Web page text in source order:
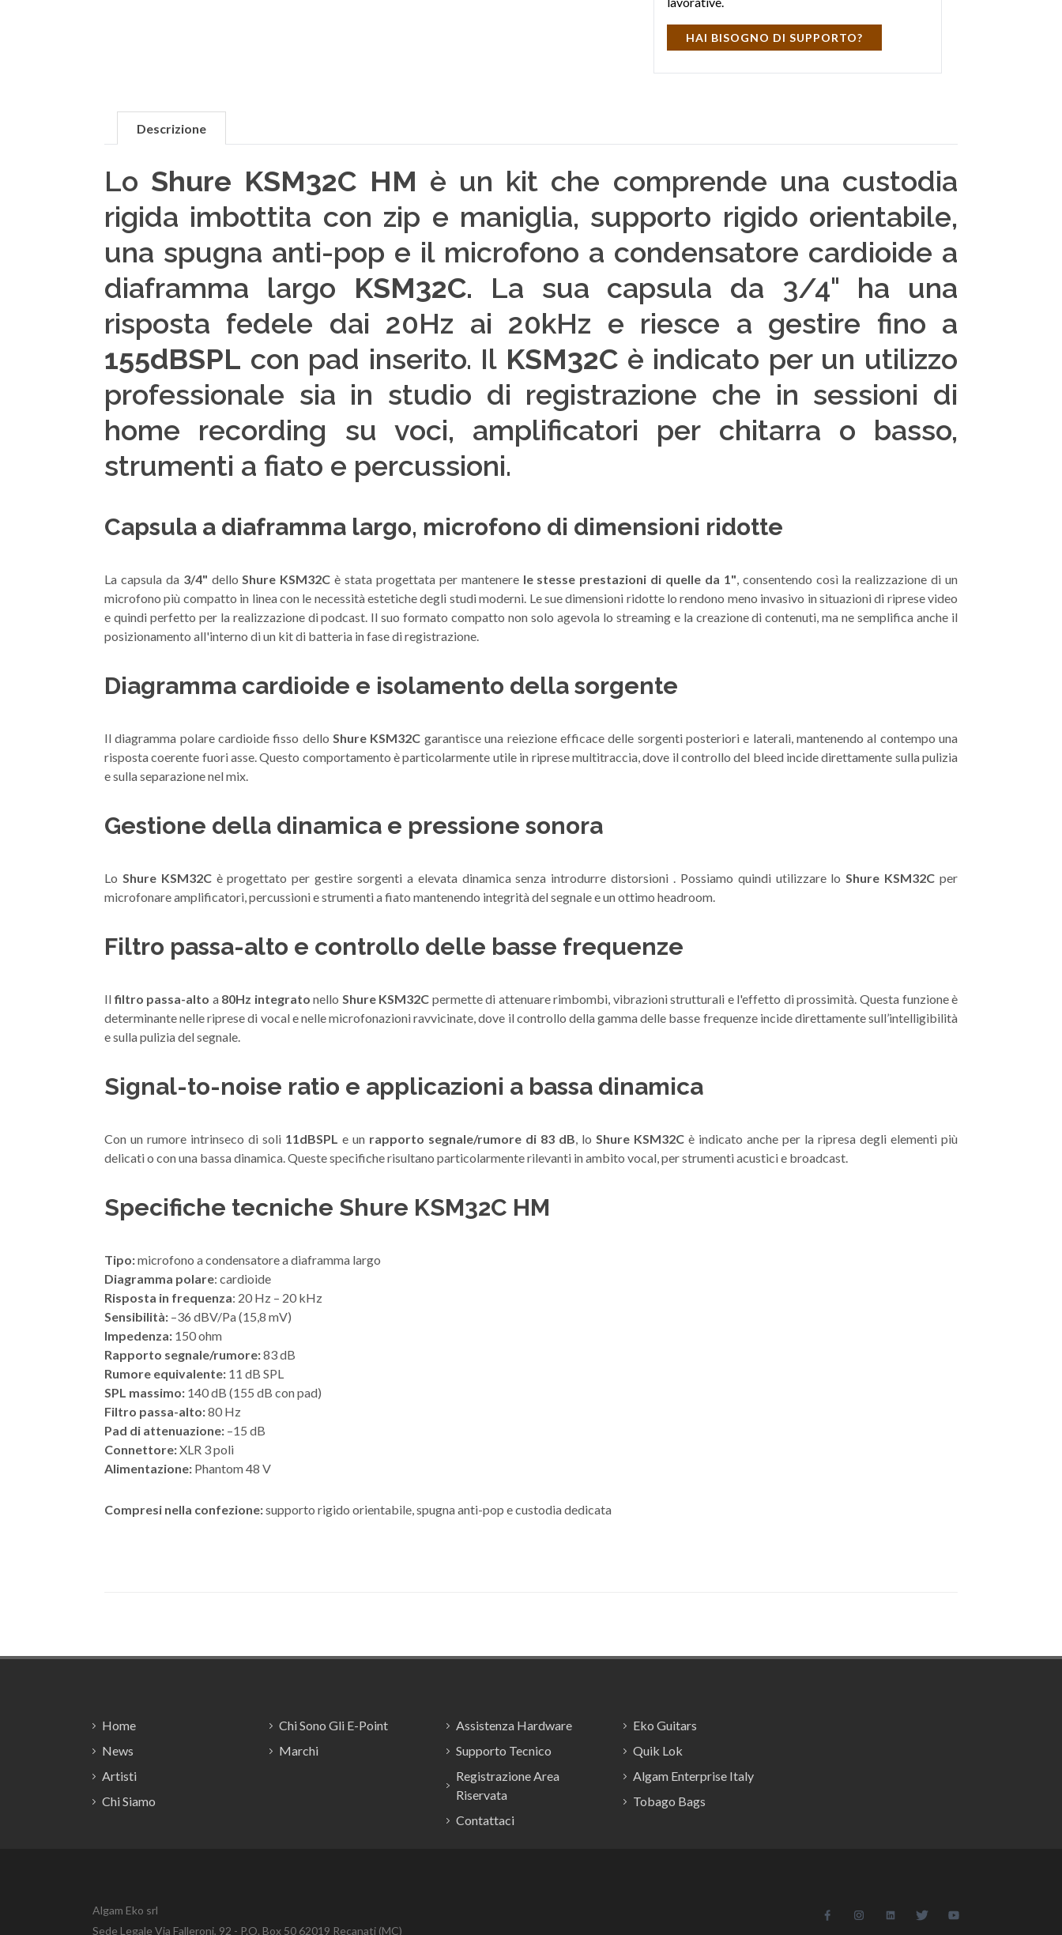
HAI BISOGNO DI SUPPORTO?
Descrizione
Lo Shure KSM32C HM è un kit che comprende una custodia
rigida imbottita con zip e maniglia, supporto rigido orientabile,
una spugna anti-pop e il microfono a condensatore cardioide a
diaframma largo KSM32C. La sua capsula da 3/4" ha una
risposta fedele dai 20Hz ai 20kHz e riesce a gestire fino a
155dBSPL con pad inserito. Il KSM32C è indicato per un utilizzo
professionale sia in studio di registrazione che in sessioni di
home recording su voci, amplificatori per chitarra o basso,
strumenti a fiato e percussioni.
Capsula a diaframma largo, microfono di dimensioni ridotte
La capsula da 3/4" delloShure KSM32C è stata progettata per mantenere le stesse prestazioni di quelle da 1", consentendo così la realizzazione di un
microfono più compatto in linea con le necessità estetiche degli studi moderni. Le sue dimensioni ridotte lo rendono meno invasivo in situazioni di riprese video
e quindi perfetto per la realizzazione di podcast. Il suo formato compatto non solo agevola lo streaming e la creazione di contenuti, ma ne semplifica anche il
posizionamento all'interno di un kit di batteria in fase di registrazione.
Diagramma cardioide e isolamento della sorgente
Il diagramma polare cardioide fisso delloShure KSM32C garantisce una reiezione efficace delle sorgenti posteriori e laterali, mantenendo al contempo una
risposta coerente fuori asse. Questo comportamento è particolarmente utile in riprese multitraccia, dove il controllo del bleed incide direttamente sulla pulizia
e sulla separazione nel mix.
Gestione della dinamica e pressione sonora
Lo Shure KSM32Cè progettato per gestire sorgenti a elevata dinamica senza introdurre distorsioni . Possiamo quindi utilizzare loShure KSM32C per
microfonare amplificatori, percussioni e strumenti a fiato mantenendo integrità del segnale e un ottimo headroom.
Filtro passa-alto e controllo delle basse frequenze
Ilfiltro passa-alto a 80Hz integratonello Shure KSM32C permette di attenuare rimbombi, vibrazioni strutturali e l'effetto di prossimità. Questa funzione è
determinante nelle riprese di vocal e nelle microfonazioni ravvicinate, dove il controllo della gamma delle basse frequenze incide direttamente sull’intelligibilità
e sulla pulizia del segnale.
Signal-to-noise ratio e applicazioni a bassa dinamica
Con un rumore intrinseco di soli 11dBSPL e un rapporto segnale/rumore di 83 dB, lo Shure KSM32C è indicato anche per la ripresa degli elementi più
delicati o con una bassa dinamica. Queste specifiche risultano particolarmente rilevanti in ambito vocal, per strumenti acustici e broadcast.
Specifiche tecniche Shure KSM32C HM
Tipo:microfono a condensatore a diaframma largo
Diagramma polare: cardioide
Risposta in frequenza: 20 Hz – 20 kHz
Sensibilità: –36 dBV/Pa (15,8 mV)
Impedenza: 150 ohm
Rapporto segnale/rumore:83 dB
Rumore equivalente: 11 dB SPL
SPL massimo: 140 dB (155 dB con pad)
Filtro passa-alto:80 Hz
Pad di attenuazione: –15 dB
Connettore:XLR 3 poli
Alimentazione: Phantom 48 V
Compresi nella confezione:supporto rigido orientabile, spugna anti-pop e custodia dedicata
Home
News
Artisti
Chi Siamo
Chi Sono Gli E-Point
Marchi
Assistenza Hardware
Supporto Tecnico
Registrazione Area
Riservata
Contattaci
Eko Guitars
Quik Lok
Algam Enterprise Italy
Tobago Bags
Algam Eko srl
Sede Legale Via Falleroni, 92 - P.O. Box 50 62019 Recanati (MC)